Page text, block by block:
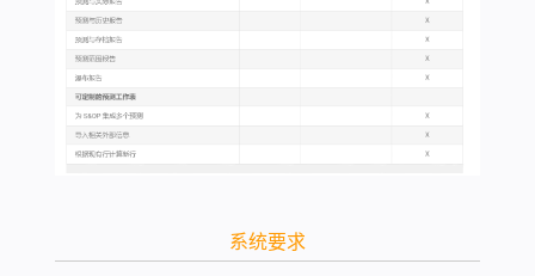
系统要求